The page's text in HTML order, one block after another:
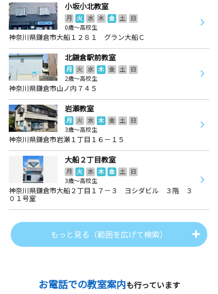
小坂小北教室
月 火 水 木 金 土
日
0歳～高校生
神奈川県鎌倉市大船１２８１ グラン大船Ｃ
北鎌倉駅前教室
月 火 水 木 金 土
日
2歳～高校生
神奈川県鎌倉市山ノ内７４５
岩瀬教室
月 火 水 木 金 土
日
3歳～高校生
神奈川県鎌倉市岩瀬１丁目１６－１５
大船２丁目教室
月 火 水 木 金 土
日
3歳～高校生
神奈川県鎌倉市大船２丁目１７－３ ヨシダビル ３階 ３
０１号室
もっと見る（範囲を広げて検索）
お電話での教室案内も行っています